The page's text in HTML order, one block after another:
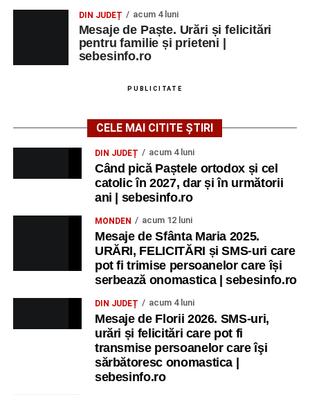
DIN JUDEȚ acum 4 luni
Mesaje de Paște. Urări și felicitări
pentru familie și prieteni |
sebesinfo.ro
PUBLICITATE
CELE MAI CITITE ȘTIRI
DIN JUDEȚ acum 4 luni
Când pică Paștele ortodox și cel
catolic în 2027, dar și în următorii
ani | sebesinfo.ro
MONDEN acum 12 luni
Mesaje de Sfânta Maria 2025.
URĂRI, FELICITĂRI și SMS-uri care
pot fi trimise persoanelor care își
serbează onomastica | sebesinfo.ro
DIN JUDEȚ acum 4 luni
Mesaje de Florii 2026. SMS-uri,
urări și felicitări care pot fi
transmise persoanelor care îşi
sărbătoresc onomastica |
sebesinfo.ro